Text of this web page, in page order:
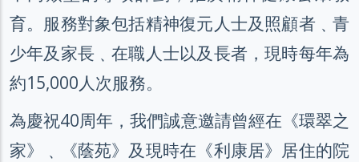
育。服務對象包括精神復元人士及照顧者﹑青
少年及家長﹑在職人士以及長者，現時每年為
約15,000人次服務。
為慶祝40周年，我們誠意邀請曾經在《環翠之
家》﹑《蔭苑》及現時在《利康居》居住的院